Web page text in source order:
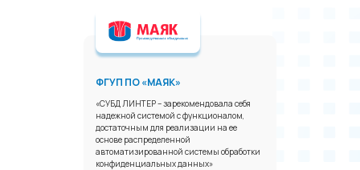
ФГУП ПО «МАЯК»
«СУБД ЛИНТЕР – зарекомендовала себя
надежной системой с функционалом,
достаточным для реализации на ее
основе распределенной
автоматизированной системы обработки
конфиденциальных данных»